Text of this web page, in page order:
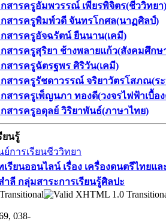
กสารครูอัมพวรรณ์ เพียรพิจิตร(ชีววิทยา)
กสารครูพิมพ์วดี จันทรโกศล(นาฏศิลป์)
กสารครูอัจฉรัตน์ ยืนนาน(เคมี)
กสารครูสุริยา ช้างพลายแก้ว(สังคมศึกษ
กสารครูฉัตรฐพร ศิริวัน(เคมี)
กสารครูรัชดาวรรณ์ จริยาวัตรโสภณ(ร
กสารครูเพ็ญนภา ทองดี(วงจรไฟฟ้าเบื้อ
กสารครูอดุลย์ วิริยาพันธ์(ภาษาไทย)
ยนรู้
ย์การเรียนชีววิทยา
เรียนออนไลน์​ เรื่อง​ เครื่องดนตรีไทย
ำลี​ กลุ่มสาระการเรียนรู้ศิลปะ
038-